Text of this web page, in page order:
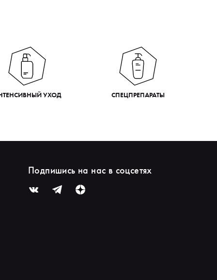
УХОД СПЕЦПРЕПАРАТЫ
Подпишись на нас в соцсетях